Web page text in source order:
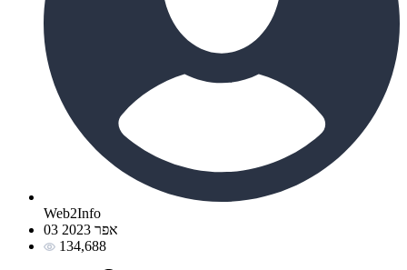
Web2Info
03 אפר 2023
134,688